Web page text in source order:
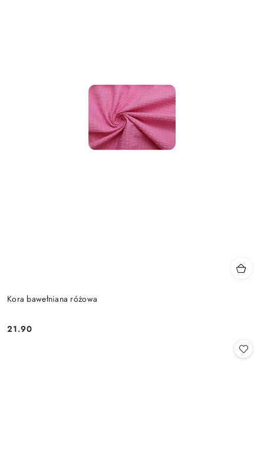
Kora bawełniana różowa
Cena:
21.90